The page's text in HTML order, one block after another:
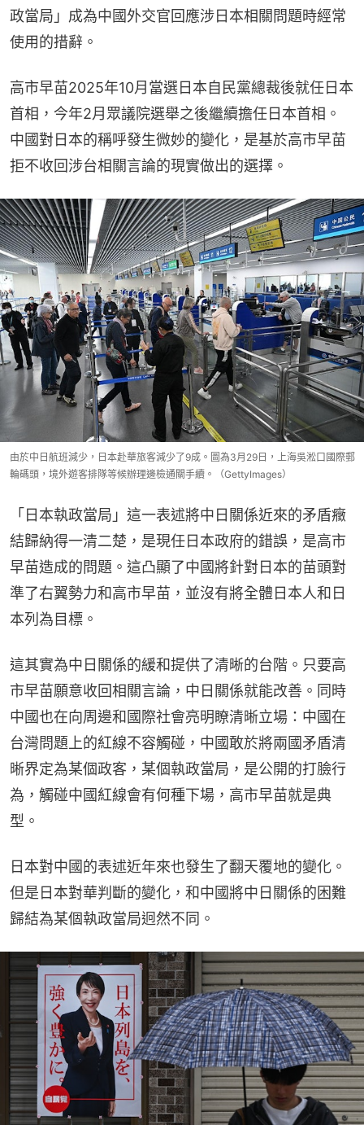
政當局」成為中國外交官回應涉日本相關問題時經常
使用的措辭。
高市早苗2025年10月當選日本自民黨總裁後就任日本
首相，今年2月眾議院選舉之後繼續擔任日本首相。
中國對日本的稱呼發生微妙的變化，是基於高市早苗
拒不收回涉台相關言論的現實做出的選擇。
由於中日航班減少，日本赴華旅客減少了9成。圖為3月29日，上海吳淞口國際郵
輪碼頭，境外遊客排隊等候辦理邊檢通關手續。（GettyImages）
「日本執政當局」這一表述將中日關係近來的矛盾癥
結歸納得一清二楚，是現任日本政府的錯誤，是高市
早苗造成的問題。這凸顯了中國將針對日本的苗頭對
準了右翼勢力和高市早苗，並沒有將全體日本人和日
本列為目標。
這其實為中日關係的緩和提供了清晰的台階。只要高
市早苗願意收回相關言論，中日關係就能改善。同時
中國也在向周邊和國際社會亮明瞭清晰立場：中國在
台灣問題上的紅線不容觸碰，中國敢於將兩國矛盾清
晰界定為某個政客，某個執政當局，是公開的打臉行
為，觸碰中國紅線會有何種下場，高市早苗就是典
型。
日本對中國的表述近年來也發生了翻天覆地的變化。
但是日本對華判斷的變化，和中國將中日關係的困難
歸結為某個執政當局迥然不同。